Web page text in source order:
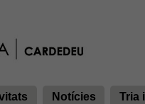
Notícies Tria